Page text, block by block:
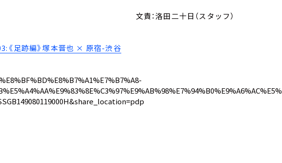
文責：洛田二十日（スタッフ）
《足跡編》塚本晋也 × 原宿-渋谷